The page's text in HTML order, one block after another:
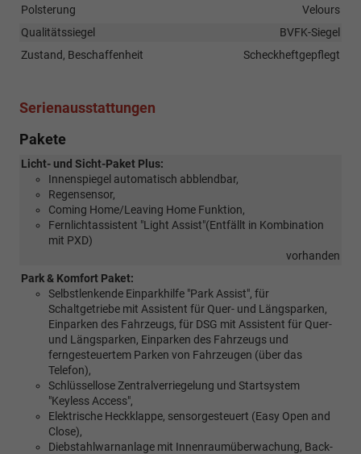
Polsterung
Velours
Qualitätssiegel
BVFK-Siegel
Zustand, Beschaffenheit
Scheckheftgepflegt
Serienausstattungen
Pakete
Licht- und Sicht-Paket Plus:
Innenspiegel automatisch abblendbar,
Regensensor,
Coming Home/Leaving Home Funktion,
Fernlichtassistent "Light Assist"(Entfällt in Kombination
mit PXD)
vorhanden
Park & Komfort Paket:
Selbstlenkende Einparkhilfe "Park Assist", für
Schaltgetriebe mit Assistent für Quer- und Längsparken,
Einparken des Fahrzeugs, für DSG mit Assistent für Quer-
und Längsparken, Einparken des Fahrzeugs und
ferngesteuertem Parken von Fahrzeugen (über das
Telefon),
Schlüssellose Zentralverriegelung und Startsystem
"Keyless Access",
Elektrische Heckklappe, sensorgesteuert (Easy Open and
Close),
Diebstahlwarnanlage mit Innenraumüberwachung, Back-